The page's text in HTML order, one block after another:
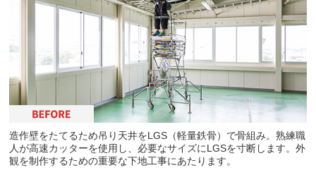
造作壁をたてるため吊り天井をLGS（軽量鉄骨）で骨組み。熟練職
人が高速カッターを使用し、必要なサイズにLGSを寸断します。外
観を制作するための重要な下地工事にあたります。